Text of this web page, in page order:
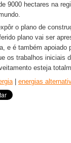
9000 hectares na
o plano de
plano vai ser
e é também
os trabalhos iniciais
esteja
energias